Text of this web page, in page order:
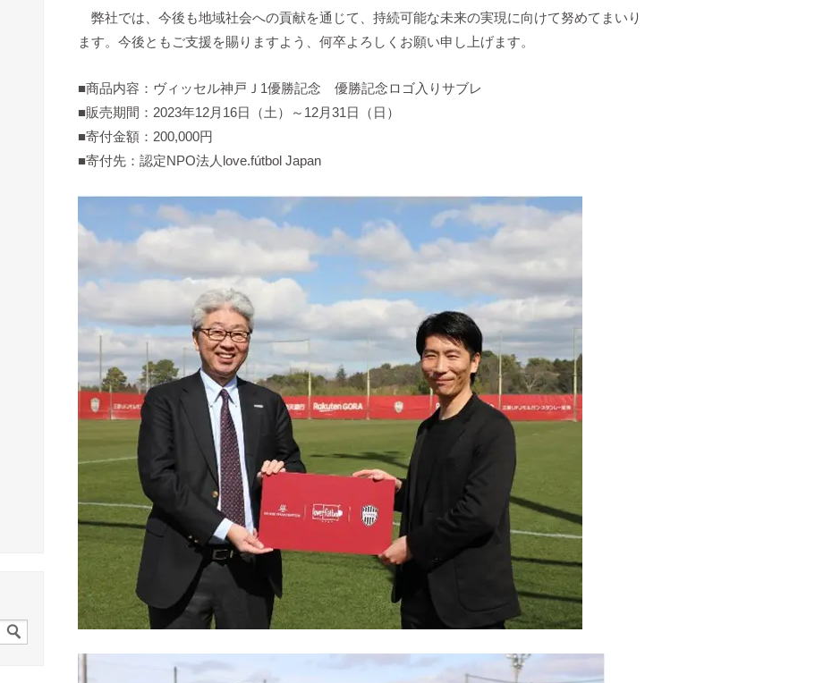
弊社では、今後も地域社会への貢献を通じて、持続可能な未来の実現に向けて努めてまいり
ます。今後ともご支援を賜りますよう、何卒よろしくお願い申し上げます。
■商品内容：ヴィッセル神戸Ｊ1優勝記念 優勝記念ロゴ入りサブレ
■販売期間：2023年12月16日（土）～12月31日（日）
■寄付金額：200,000円
■寄付先：認定NPO法人love.fútbol Japan